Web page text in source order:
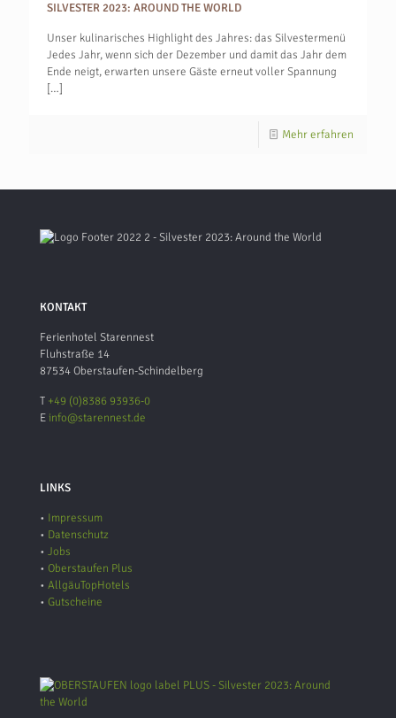
SILVESTER 2023: AROUND THE WORLD
Unser kulinarisches Highlight des Jahres: das Silvestermenü
Jedes Jahr, wenn sich der Dezember und damit das Jahr dem
Ende neigt, erwarten unsere Gäste erneut voller Spannung
[…]
Mehr erfahren
KONTAKT
Ferienhotel Starennest
Fluhstraße 14
87534 Oberstaufen-Schindelberg
T +49 (0)8386 93936-0
E info@starennest.de
LINKS
• Impressum
• Datenschutz
• Jobs
• Oberstaufen Plus
• AllgäuTopHotels
• Gutscheine